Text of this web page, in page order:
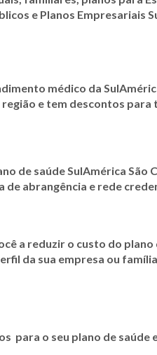
e Planos Empresariais
médico da
e tem descontos para
de saúde SulAmérica São
de abrangência e rede
a reduzir o custo do
da sua empresa ou
para o seu plano de saúde